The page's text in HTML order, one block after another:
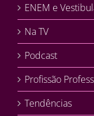
ENEM e
Na TV
Podcast
Profissão
Tendências